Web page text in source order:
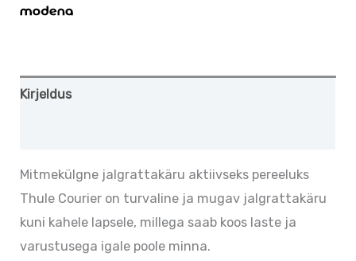
Kirjeldus
Mitmekülgne jalgrattakäru aktiivseks pereeluks
Thule Courier on turvaline ja mugav jalgrattakäru
kuni kahele lapsele, millega saab koos laste ja
varustusega igale poole minna.